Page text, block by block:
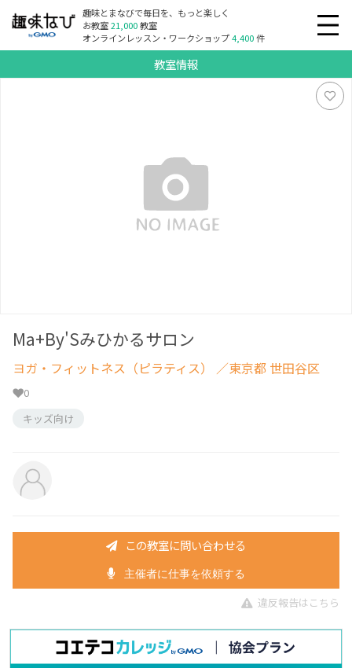
趣味とまなびで毎日を、もっと楽しく
お教室21,000教室
オンラインレッスン・ワークショップ4,400件
教室情報
Ma+By'Sみひかるサロン
ヨガ・フィットネス（ピラティス） ／東京都 世田谷区
0
キッズ向け
この教室に問い合わせる
主催者に仕事を依頼する
違反報告はこちら